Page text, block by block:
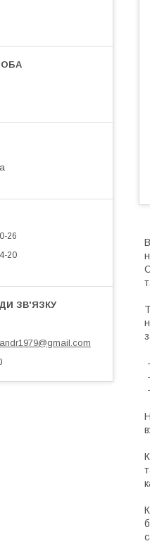
26
20